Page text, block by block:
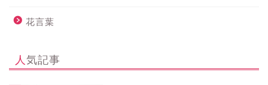
花言葉
人気記事